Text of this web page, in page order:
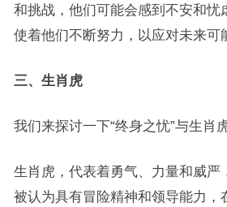
和挑战，他们可能会感到不安和忧
使着他们不断努力，以应对未来可
三、生肖虎
我们来探讨一下“终身之忧”与生肖
生肖虎，代表着勇气、力量和威严
被认为具有冒险精神和领导能力，